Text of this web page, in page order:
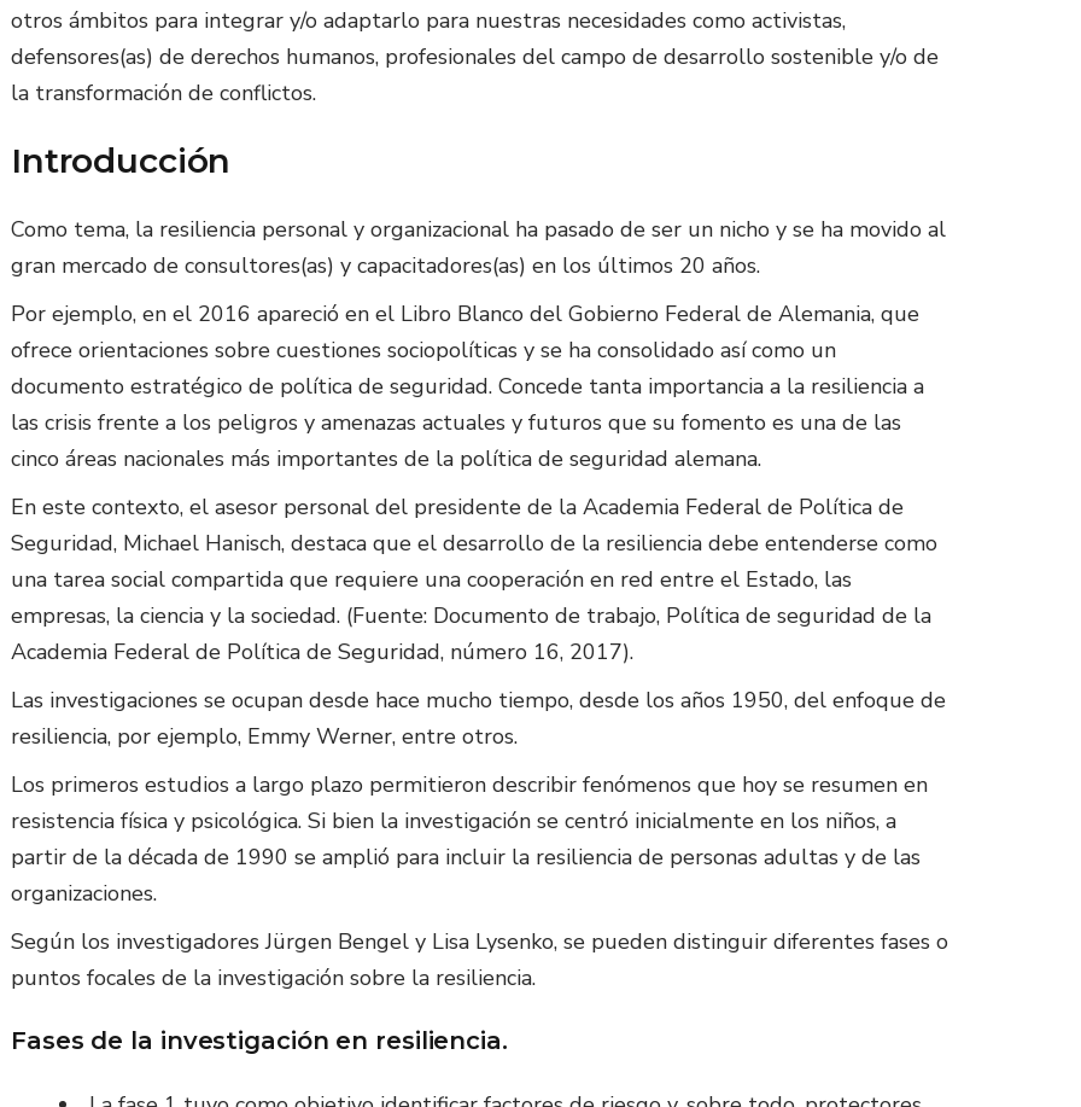
otros ámbitos para integrar y/o adaptarlo para nuestras necesidades como activistas,
defensores(as) de derechos humanos, profesionales del campo de desarrollo sostenible y/o de
la transformación de conflictos.
Introducción
Como tema, la resiliencia personal y organizacional ha pasado de ser un nicho y se ha movido al
gran mercado de consultores(as) y capacitadores(as) en los últimos 20 años.
Por ejemplo, en el 2016 apareció en el Libro Blanco del Gobierno Federal de Alemania, que
ofrece orientaciones sobre cuestiones sociopolíticas y se ha consolidado así como un
documento estratégico de política de seguridad. Concede tanta importancia a la resiliencia a
las crisis frente a los peligros y amenazas actuales y futuros que su fomento es una de las
cinco áreas nacionales más importantes de la política de seguridad alemana.
En este contexto, el asesor personal del presidente de la Academia Federal de Política de
Seguridad, Michael Hanisch, destaca que el desarrollo de la resiliencia debe entenderse como
una tarea social compartida que requiere una cooperación en red entre el Estado, las
empresas, la ciencia y la sociedad. (Fuente: Documento de trabajo, Política de seguridad de la
Academia Federal de Política de Seguridad, número 16, 2017).
Las investigaciones se ocupan desde hace mucho tiempo, desde los años 1950, del enfoque de
resiliencia, por ejemplo, Emmy Werner, entre otros.
Los primeros estudios a largo plazo permitieron describir fenómenos que hoy se resumen en
resistencia física y psicológica. Si bien la investigación se centró inicialmente en los niños, a
partir de la década de 1990 se amplió para incluir la resiliencia de personas adultas y de las
organizaciones.
Según los investigadores Jürgen Bengel y Lisa Lysenko, se pueden distinguir diferentes fases o
puntos focales de la investigación sobre la resiliencia.
Fases de la investigación en resiliencia.